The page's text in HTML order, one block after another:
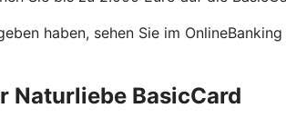
haben, sehen Sie im
Naturliebe BasicCard